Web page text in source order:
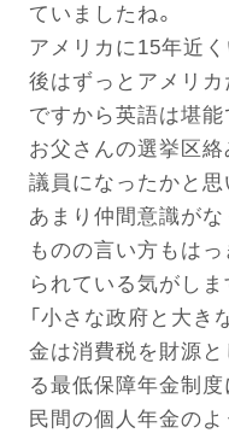
ていましたね。
アメリカに15年近
後はずっとアメリカ
ですから英語は堪能
お父さんの選挙区
議員になったかと思
あまり仲間意識がな
ものの言い方もは
られている気がしま
「小さな政府と大き
金は消費税を財源
る最低保障年金制
民間の個人年金の